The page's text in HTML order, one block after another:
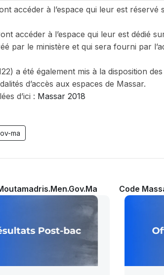
accéder à l’espace qui leur est réservé
accéder à l’espace qui leur est dédié
par le ministère et qui sera fourni par
a été également mis à la disposition
d’accès aux espaces de Massar.
d’ici : Massar 2018
ma